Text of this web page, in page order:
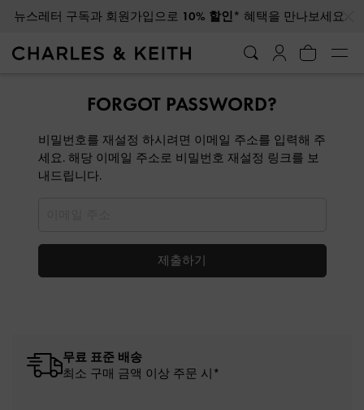
뉴스레터 구독과 회원가입으로 10% 할인* 혜택을 만나보세요.
FORGOT PASSWORD?
비밀번호를 재설정 하시려면 이메일 주소를 입력해 주
세요. 해당 이메일 주소로 비밀번호 재설정 링크를 보
내드립니다.
제출하기
무료 표준 배송
최소 구매 금액 이상 주문 시*